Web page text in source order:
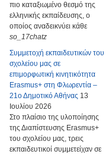
πιο καταξιωμένο θεσμό της
ελληνικής εκπαίδευσης, ο
οποίος αναδεικνύει κάθε
so_17chatz
Συμμετοχή εκπαιδευτικών του
σχολείου μας σε
επιμορφωτική κινητικότητα
Erasmus+ στη Φλωρεντία –
21ο Δημοτικό Αθήνας 13
Ιουλίου 2026
Στο πλαίσιο της υλοποίησης
της Διαπίστευσης Erasmus+
του σχολείου μας, τρεις
εκπαιδευτικοί συμμετείχαν σε